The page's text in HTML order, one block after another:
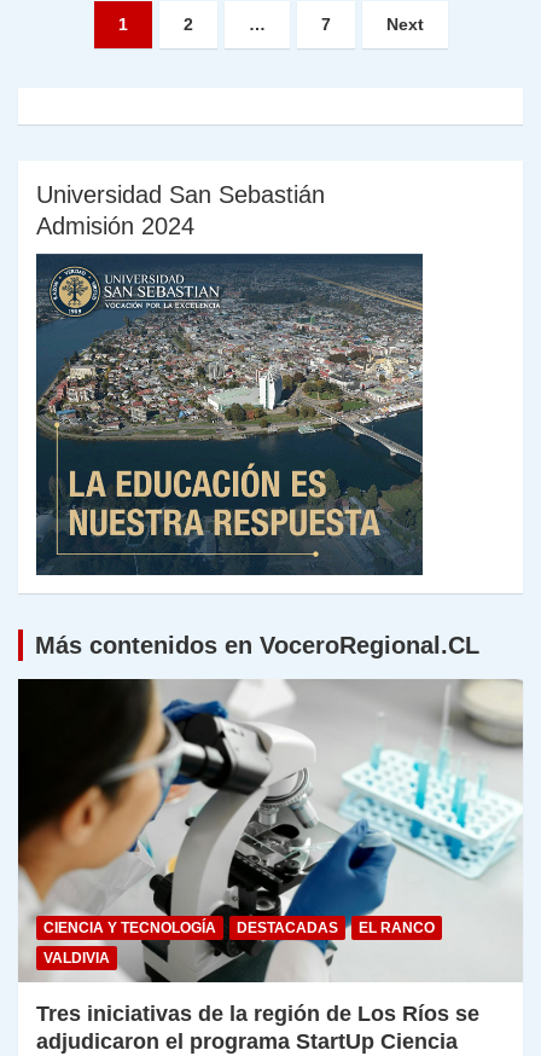
Paginación
1 2 … 7 Next
Universidad San Sebastián
Admisión 2024
Más contenidos en VoceroRegional.CL
CIENCIA Y TECNOLOGÍA DESTACADAS
EL RANCO
VALDIVIA
Tres iniciativas de la región de Los Ríos se
adjudicaron el programa StartUp Ciencia